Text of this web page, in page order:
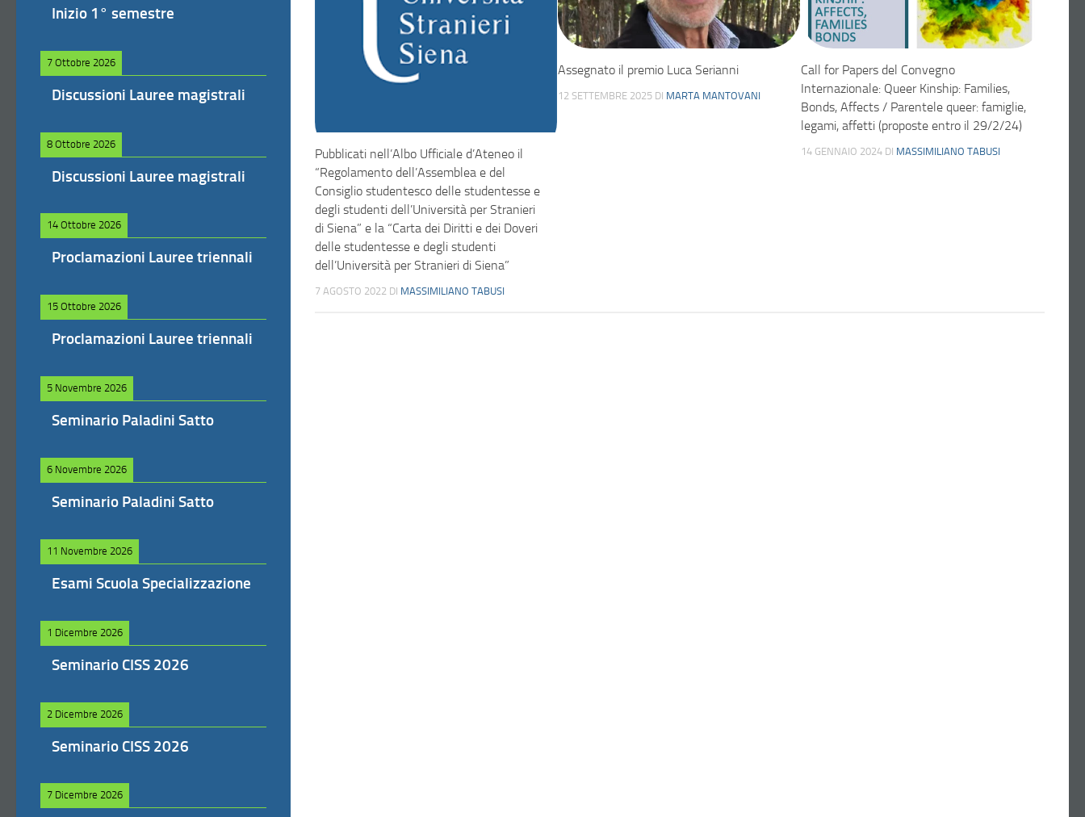
Pubblicati nell’Albo Ufficiale d’Ateneo il
“Regolamento dell’Assemblea e del
Consiglio studentesco delle studentesse e
degli studenti dell’Università per Stranieri
di Siena” e la “Carta dei Diritti e dei Doveri
delle studentesse e degli studenti
dell’Università per Stranieri di Siena”
7 AGOSTO 2022 DI MASSIMILIANO TABUSI
Assegnato il premio Luca Serianni
12 SETTEMBRE 2025 DI MARTA MANTOVANI
Call for Papers del Convegno
Internazionale: Queer Kinship: Families,
Bonds, Affects / Parentele queer: famiglie,
legami, affetti (proposte entro il 29/2/24)
14 GENNAIO 2024 DI MASSIMILIANO TABUSI
Inizio 1° semestre
7 Ottobre 2026
Discussioni Lauree magistrali
8 Ottobre 2026
Discussioni Lauree magistrali
14 Ottobre 2026
Proclamazioni Lauree triennali
15 Ottobre 2026
Proclamazioni Lauree triennali
5 Novembre 2026
Seminario Paladini Satto
6 Novembre 2026
Seminario Paladini Satto
11 Novembre 2026
Esami Scuola Specializzazione
1 Dicembre 2026
Seminario CISS 2026
2 Dicembre 2026
Seminario CISS 2026
7 Dicembre 2026